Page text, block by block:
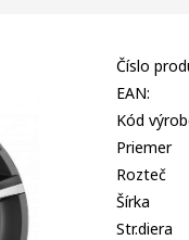
Číslo
EAN:
Kód
Priemer
Rozteč
Šírka
Str.diera